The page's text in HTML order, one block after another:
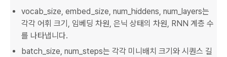
vocab_size, embed_size, num_hiddens, num_layers는
각각 어휘 크기, 임베딩 차원, 은닉 상태의 차원, RNN 계층 수
를 나타냅니다.
batch_size, num_steps는 각각 미니배치 크기와 시퀀스 길